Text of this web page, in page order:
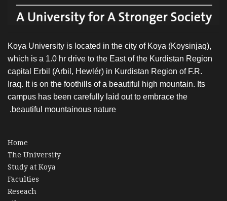
Koya University is located in the city of Koya (Koysinjaq),
which is a 1.0 hr drive to the East of the Kurdistan Region
capital Erbil (Arbil, Hewlér) in Kurdistan Region of F.R.
Iraq. It is on the foothills of a beautiful high mountain. Its
campus has been carefully laid out to embrace the
beautiful mountainous nature.
Home
The University
Study at Koya
Faculties
Reseach